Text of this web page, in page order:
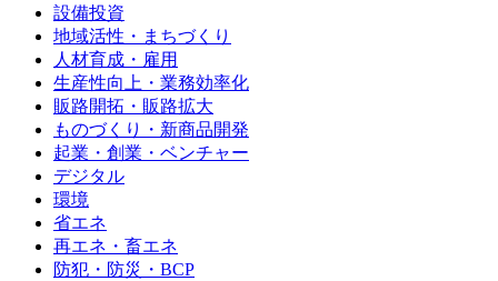
設備投資
地域活性・まちづくり
人材育成・雇用
生産性向上・業務効率化
販路開拓・販路拡大
ものづくり・新商品開発
起業・創業・ベンチャー
デジタル
環境
省エネ
再エネ・畜エネ
防犯・防災・BCP